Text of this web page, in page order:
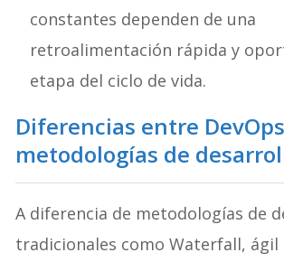
constantes dependen de una
retroalimentación rápida y
etapa del ciclo de vida.
Diferencias entre
metodologías de
A diferencia de metodologías de
tradicionales como Waterfall, ágil